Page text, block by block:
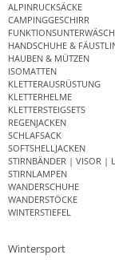
ALPINRUCKSÄCKE
CAMPINGGESCHIRR
HANDSCHUHE &
HAUBEN & MÜTZEN
ISOMATTEN
KLETTERAUSRÜSTUNG
KLETTERHELME
KLETTERSTEIGSETS
REGENJACKEN
SCHLAFSACK
SOFTSHELLJACKEN
STIRNBÄNDER | VISOR |
STIRNLAMPEN
WANDERSCHUHE
WANDERSTÖCKE
WINTERSTIEFEL
Wintersport